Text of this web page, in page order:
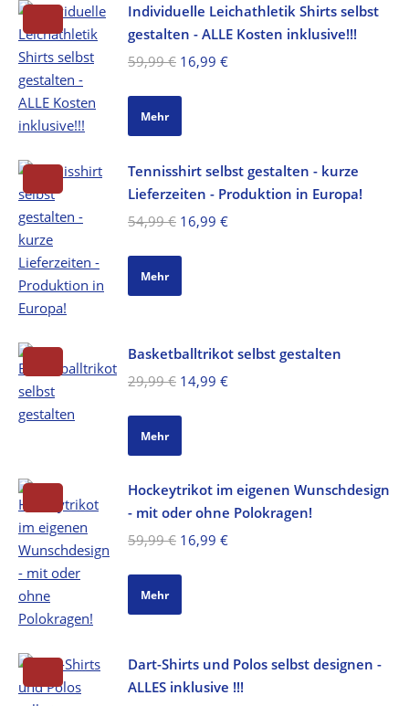
Individuelle Leichathletik Shirts selbst
gestalten - ALLE Kosten inklusive!!!
59,99€ Ursprünglicher
16,99 €Aktueller
Mehr
Tennisshirt selbst gestalten - kurze
Lieferzeiten - Produktion in Europa!
54,99€ Ursprünglicher
16,99 €Aktueller
Mehr
Basketballtrikot selbst gestalten
29,99€ Ursprünglicher
14,99 €Aktueller
Mehr
Hockeytrikot im eigenen Wunschdesign
- mit oder ohne Polokragen!
59,99€ Ursprünglicher
16,99 €Aktueller
Mehr
Dart-Shirts und Polos selbst designen -
ALLES inklusive !!!